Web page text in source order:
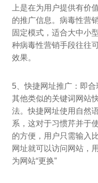
上是在为用户提供有价
的推广信息。病毒性营
固定模式，适合大中小
种病毒性营销手段往往
效果。
5、快捷网址推广：即
其他类似的关键词网站
法。快捷网址使用自然
系，这对于习惯芹并于
的方便，用户只需输入
网址就可以访问网站，
为网站“更换”